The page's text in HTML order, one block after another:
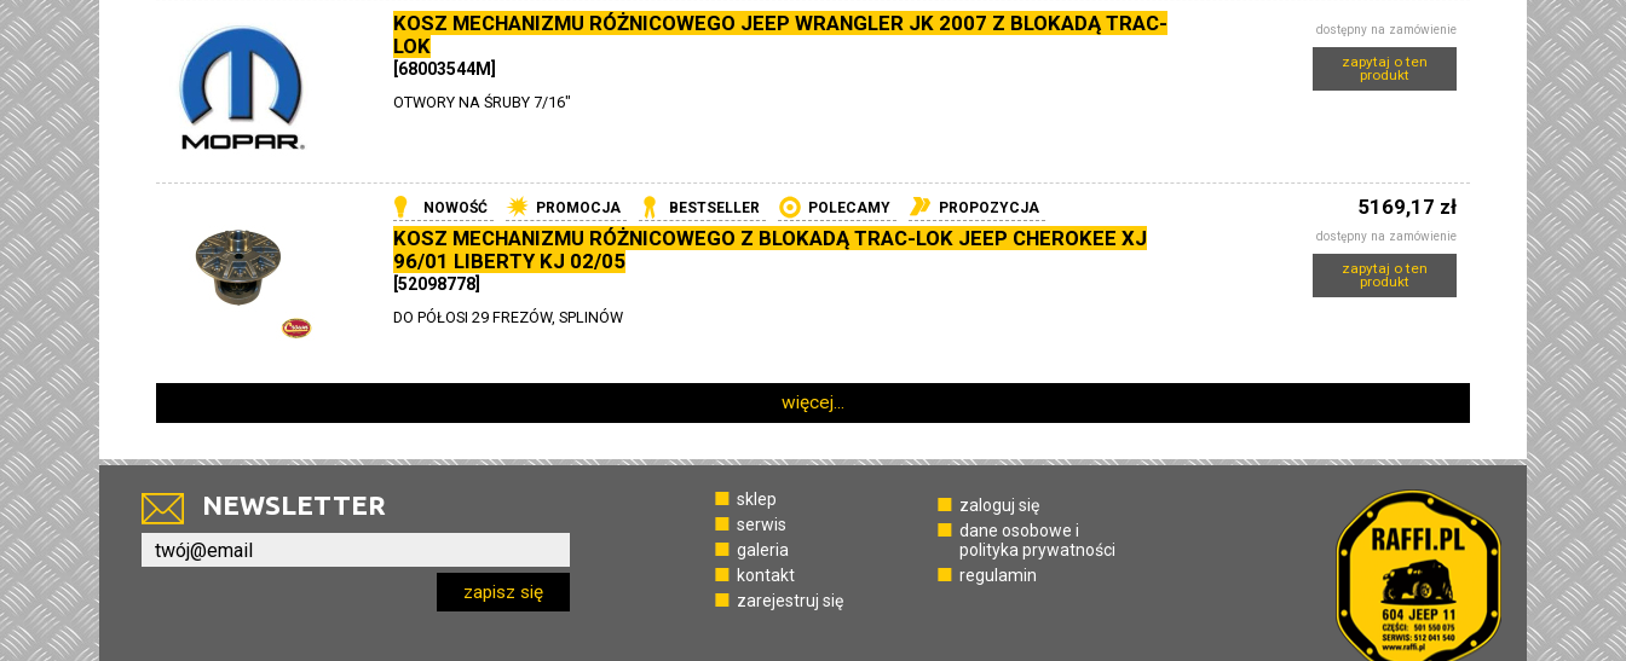
KOSZ MECHANIZMU RÓŻNICOWEGO JEEP WRANGLER JK 2007 Z BLOKADĄ TRAC-
LOK
[68003544M]
OTWORY NA ŚRUBY 7/16"
dostępny na zamówienie
zapytaj o ten
produkt
NOWOŚĆ PROMOCJA BESTSELLER POLECAMY PROPOZYCJA
KOSZ MECHANIZMU RÓŻNICOWEGO Z BLOKADĄ TRAC-LOK JEEP CHEROKEE XJ
96/01 LIBERTY KJ 02/05
[52098778]
DO PÓŁOSI 29 FREZÓW, SPLINÓW
5169,17 zł
dostępny na zamówienie
zapytaj o ten
produkt
więcej...
NEWSLETTER
zapisz się
sklep
serwis
galeria
kontakt
zarejestruj się
zaloguj się
dane osobowe i
polityka prywatności
regulamin